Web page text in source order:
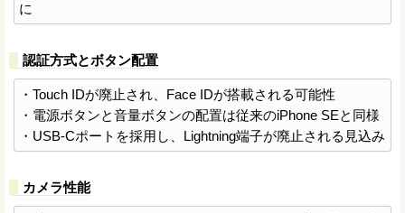
に
認証方式とボタン配置
・Touch IDが廃止され、Face IDが搭載される可能性
・電源ボタンと音量ボタンの配置は従来のiPhone SEと同様
・USB-Cポートを採用し、Lightning端子が廃止される見込み
カメラ性能